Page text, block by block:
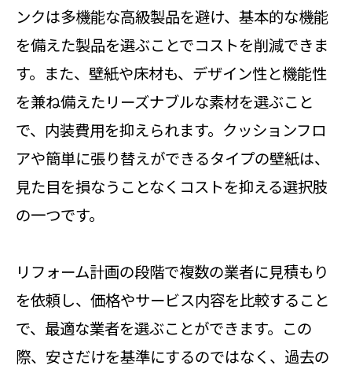
ンクは多機能な高級製品を避け、基本的な機能
を備えた製品を選ぶことでコストを削減できま
す。また、壁紙や床材も、デザイン性と機能性
を兼ね備えたリーズナブルな素材を選ぶこと
で、内装費用を抑えられます。クッションフロ
アや簡単に張り替えができるタイプの壁紙は、
見た目を損なうことなくコストを抑える選択肢
の一つです。
リフォーム計画の段階で複数の業者に見積もり
を依頼し、価格やサービス内容を比較すること
で、最適な業者を選ぶことができます。この
際、安さだけを基準にするのではなく、過去の